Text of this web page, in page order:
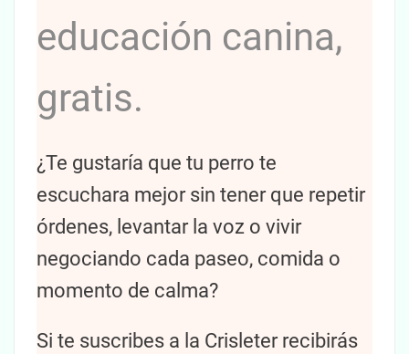
educación canina,
gratis.
¿Te gustaría que tu perro te
escuchara mejor sin tener que repetir
órdenes, levantar la voz o vivir
negociando cada paseo, comida o
momento de calma?
Si te suscribes a la Crisleter recibirás